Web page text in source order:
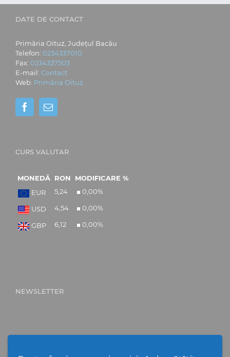
DATE DE CONTACT
Primăria Oituz, Județul Bacău
Telefon: 0234337010
Fax: 0234337503
E-mail: Contact
Web: Primăria Oituz
CURS VALUTAR
MONEDĂ RON
MODIFICARE %
EUR
5,24 0,00%
USD 4,54 0,00%
GBP 6,12 0,00%
NEWSLETTER